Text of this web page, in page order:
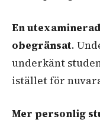
En
obegränsat.
underkänt
istället för
Mer personlig